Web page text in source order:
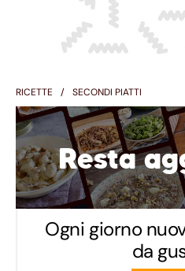
RICETTE SECONDI PIATTI
Resta
Ogni giorno
da